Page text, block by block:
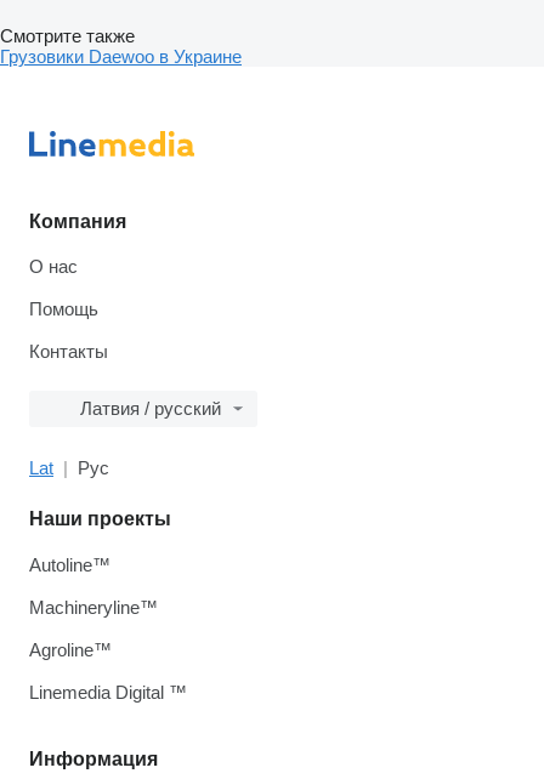
Смотрите также
Грузовики Daewoo в Украине
Компания
О нас
Помощь
Контакты
Латвия / русский
Lat Рус
Информация
Наши проекты
Autoline™
Machineryline™
Agroline™
Linemedia Digital ™